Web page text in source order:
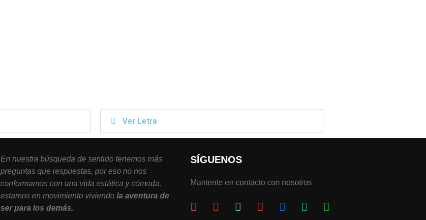
Ver Letra
En nuestra búsqueda de sentido tenemos más
preguntas que respuestas, por eso no nos
conformamos con una vida estática y cómoda,
estamos en movimiento viviendo la aventura de
ser para los demás.
SÍGUENOS
Mantente en contacto con nosotros